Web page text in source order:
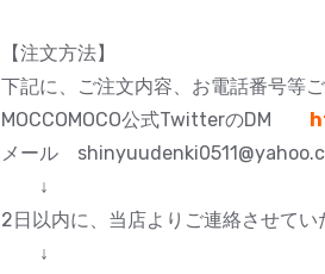
【注文方法】
下記に、ご注文内容、お電話番号等ご
MOCCOMOCO公式TwitterのDM
メール
↓
2日以内に、当店よりご連絡させてい
↓